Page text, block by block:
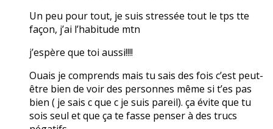
Un peu pour tout, je suis stressée tout le tps tte
façon, j’ai l’habitude mtn
j’espère que toi aussi!!!!
Ouais je comprends mais tu sais des fois c’est peut-
être bien de voir des personnes même si t’es pas
bien ( je sais c que c je suis pareil). ça évite que tu
sois seul et que ça te fasse penser à des trucs